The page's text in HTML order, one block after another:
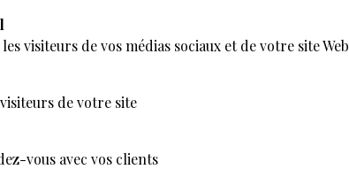
visiteurs de vos médias sociaux et de votre site Web
de votre site
vous avec vos clients